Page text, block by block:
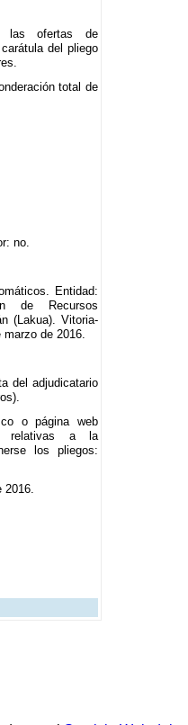
las ofertas de
del pliego
total de
no.
Entidad:
de Recursos
(Lakua). Vitoria-
de 2016.
del adjudicatario
o página web
relativas a la
los pliegos:
2016.